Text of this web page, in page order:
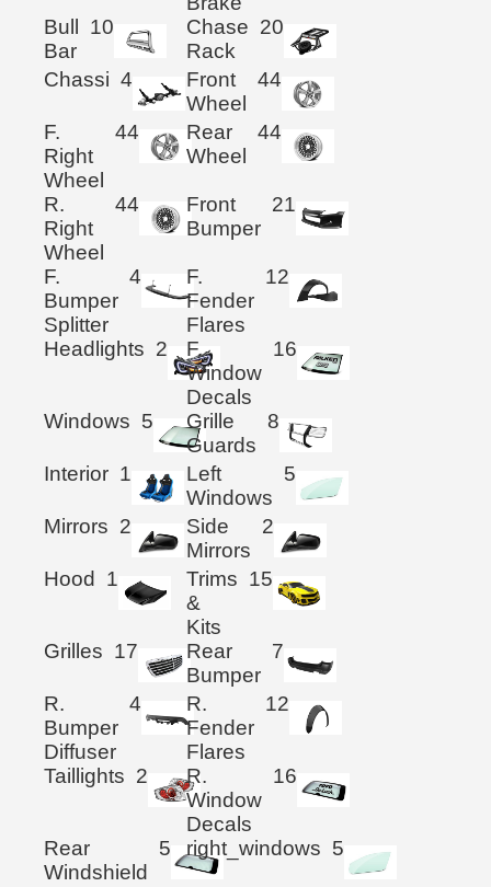
Bull
Bar
10
Chase
Rack
20
Chassi 4
Front
Wheel
44
F.
Right
Wheel
44
Rear
Wheel
44
R.
Right
Wheel
44
Front
Bumper
21
F.
Bumper
Splitter
4
F.
Fender
Flares
12
Headlights 2
F.
Window
Decals
16
Windows 5
Grille
Guards
8
Interior 1
Left
Windows
5
Mirrors 2
Side
Mirrors
2
Hood 1
Trims
&
Kits
15
Grilles 17
Rear
Bumper
7
R.
Bumper
Diffuser
4
R.
Fender
Flares
12
Taillights 2
R.
Window
Decals
16
Rear
Windshield
5 right_windows 5